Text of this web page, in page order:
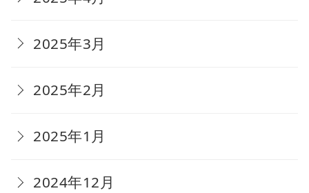
2025年3月
2025年2月
2025年1月
2024年12月